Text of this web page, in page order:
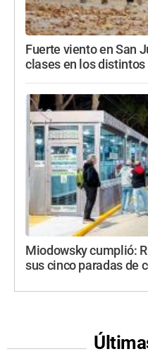
Fuerte viento en San
clases en los distintos
Miodowsky cumplió:
sus cinco paradas de